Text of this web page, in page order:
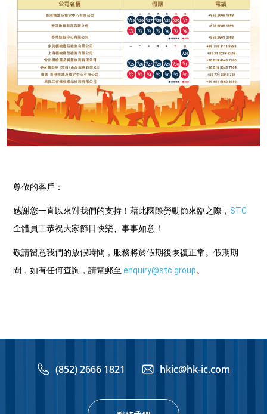
尊敬的客戶：
感謝您一直以來對我們的支持！藉此國際勞動節來臨之際， STC
全體員工恭祝大家節日快樂、事事如意！
敬請留意我們的放假時間，服務將於假期後恢復正常。假期期
間，如有任何查詢，請電郵至 enquiry@stc.group。
(852) 2666 1821 hkic@hk-ic.com